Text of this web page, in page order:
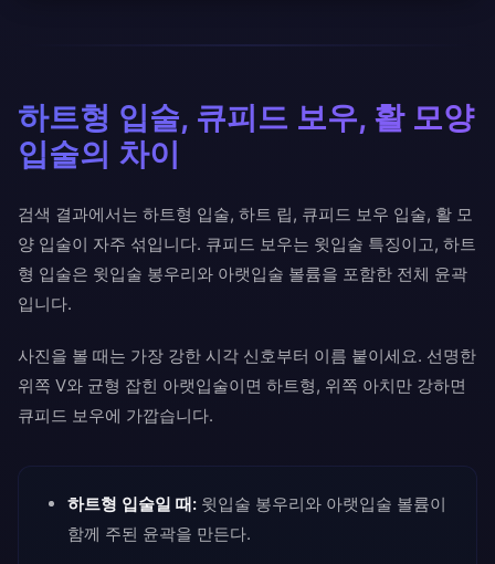
하트형 입술, 큐피드 보우, 활 모양
입술의 차이
검색 결과에서는 하트형 입술, 하트 립, 큐피드 보우 입술, 활 모
양 입술이 자주 섞입니다. 큐피드 보우는 윗입술 특징이고, 하트
형 입술은 윗입술 봉우리와 아랫입술 볼륨을 포함한 전체 윤곽
입니다.
사진을 볼 때는 가장 강한 시각 신호부터 이름 붙이세요. 선명한
위쪽 V와 균형 잡힌 아랫입술이면 하트형, 위쪽 아치만 강하면
큐피드 보우에 가깝습니다.
하트형 입술일 때: 윗입술 봉우리와 아랫입술 볼륨이
함께 주된 윤곽을 만든다.